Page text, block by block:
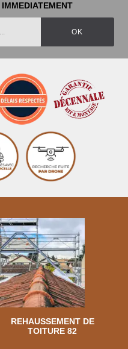
REHAUSSEMENT DE
TOITURE 82